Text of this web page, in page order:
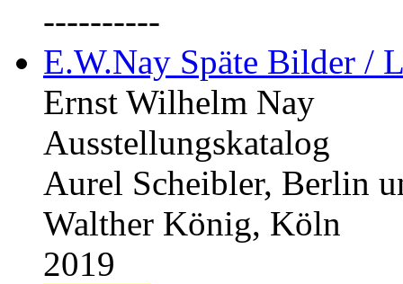
----------
E.W.Nay Späte Bilder /
Ernst Wilhelm Nay
Ausstellungskatalog
Aurel Scheibler, Berlin
Walther König, Köln
2019